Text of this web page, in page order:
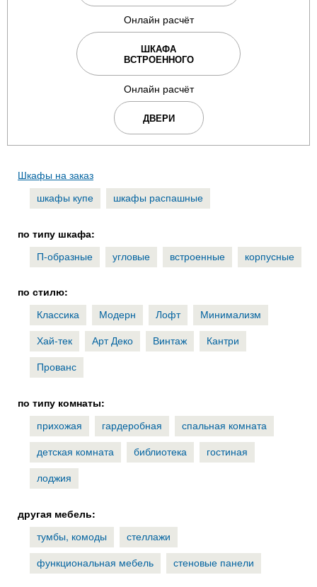
Онлайн расчёт
ШКАФА
ВСТРОЕННОГО
Онлайн расчёт
ДВЕРИ
Шкафы на заказ
шкафы купе
шкафы распашные
по типу шкафа:
П-образные
угловые встроенные корпусные
по стилю:
Классика
Модерн Лофт
Минимализм
Хай-тек
Арт Деко Винтаж
Кантри
Прованс
по типу комнаты:
прихожая
гардеробная
спальная комната
детская комната
библиотека
гостиная
лоджия
другая мебель:
тумбы, комоды
стеллажи
функциональная мебель
стеновые панели